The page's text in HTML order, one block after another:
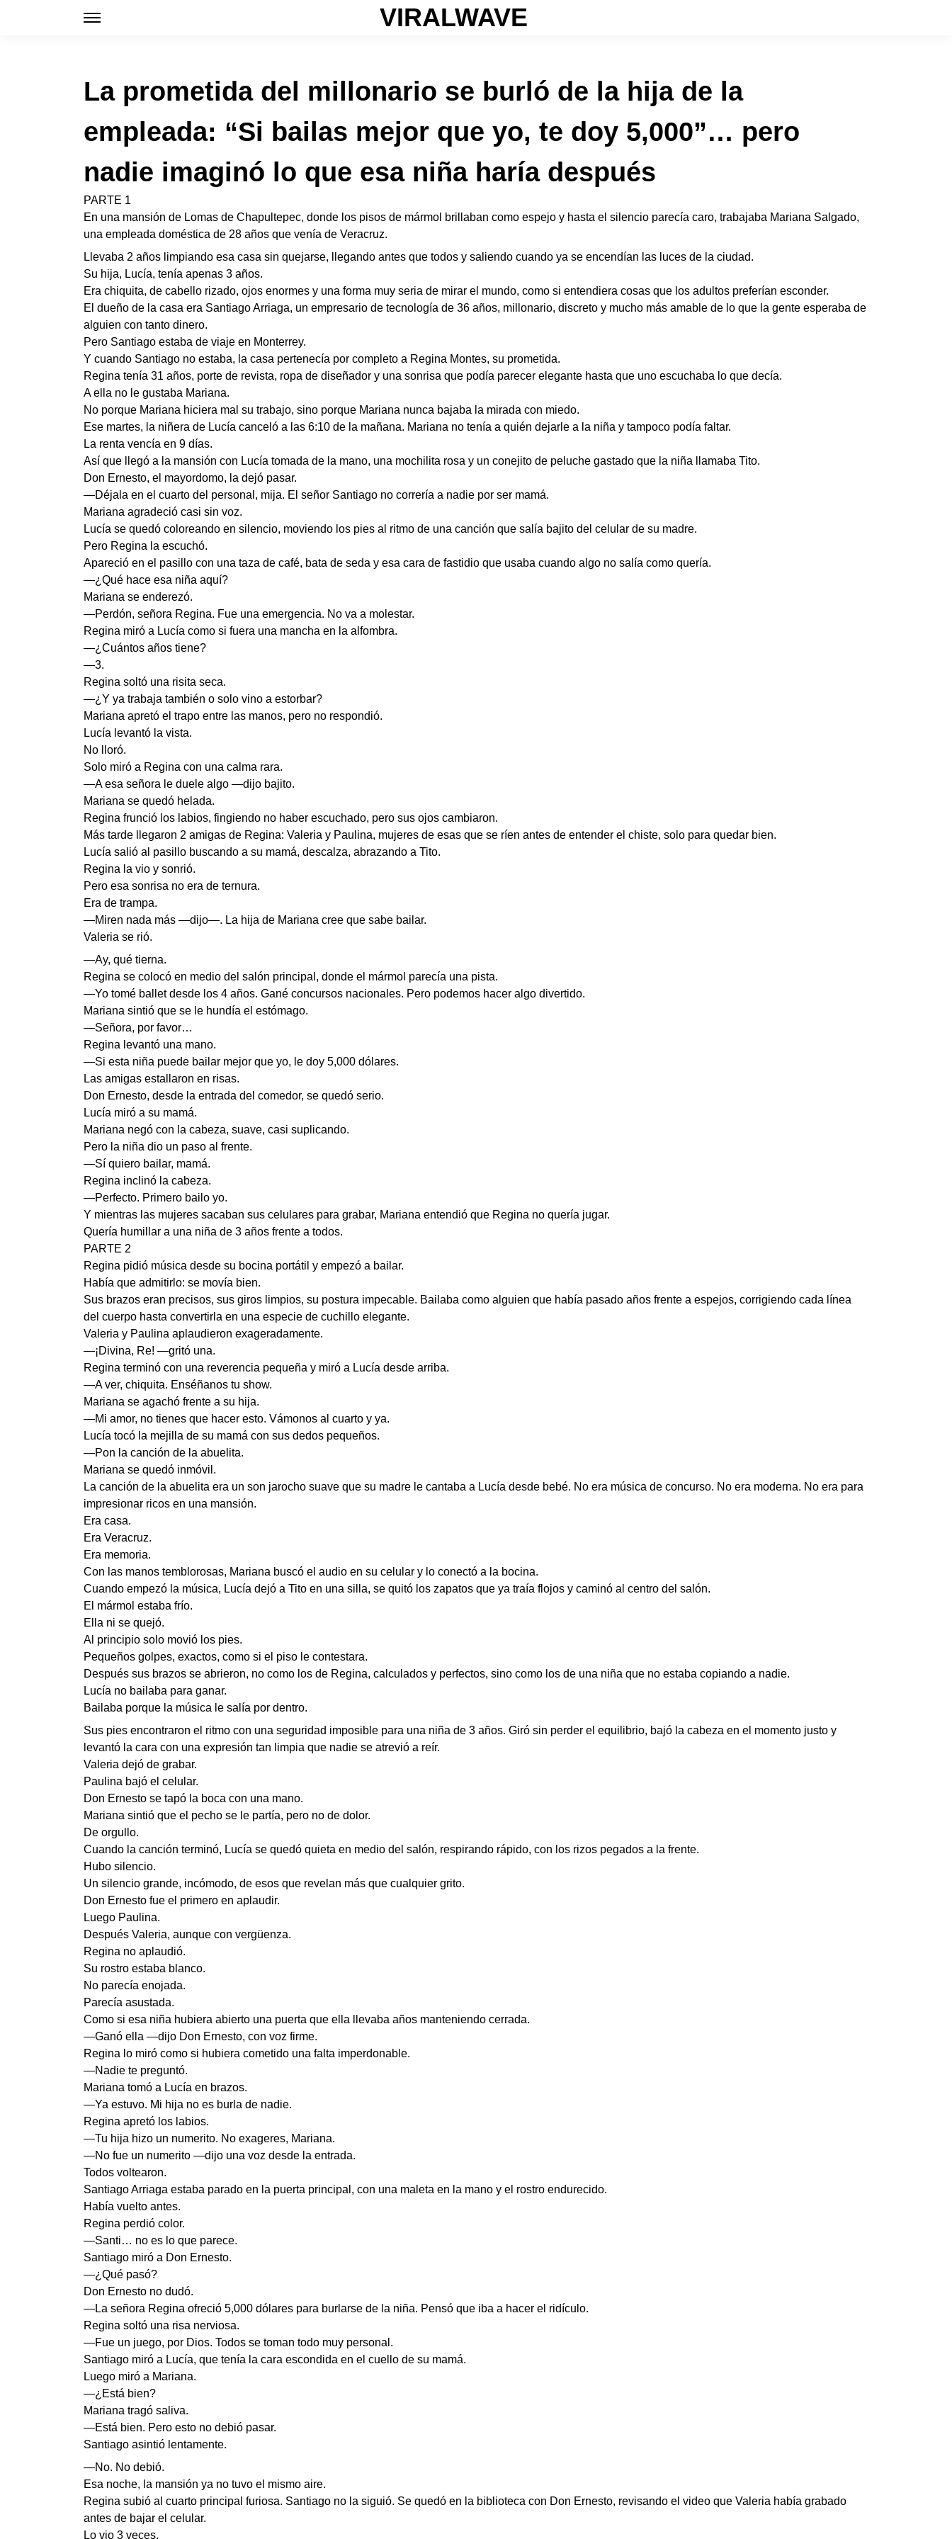
VIRALWAVE
La prometida del millonario se burló de la hija de la
empleada: “Si bailas mejor que yo, te doy 5,000”… pero
nadie imaginó lo que esa niña haría después
PARTE 1
En una mansión de Lomas de Chapultepec, donde los pisos de mármol brillaban como espejo y hasta el silencio parecía caro, trabajaba Mariana Salgado,
una empleada doméstica de 28 años que venía de Veracruz.
Llevaba 2 años limpiando esa casa sin quejarse, llegando antes que todos y saliendo cuando ya se encendían las luces de la ciudad.
Su hija, Lucía, tenía apenas 3 años.
Era chiquita, de cabello rizado, ojos enormes y una forma muy seria de mirar el mundo, como si entendiera cosas que los adultos preferían esconder.
El dueño de la casa era Santiago Arriaga, un empresario de tecnología de 36 años, millonario, discreto y mucho más amable de lo que la gente esperaba de
alguien con tanto dinero.
Pero Santiago estaba de viaje en Monterrey.
Y cuando Santiago no estaba, la casa pertenecía por completo a Regina Montes, su prometida.
Regina tenía 31 años, porte de revista, ropa de diseñador y una sonrisa que podía parecer elegante hasta que uno escuchaba lo que decía.
A ella no le gustaba Mariana.
No porque Mariana hiciera mal su trabajo, sino porque Mariana nunca bajaba la mirada con miedo.
Ese martes, la niñera de Lucía canceló a las 6:10 de la mañana. Mariana no tenía a quién dejarle a la niña y tampoco podía faltar.
La renta vencía en 9 días.
Así que llegó a la mansión con Lucía tomada de la mano, una mochilita rosa y un conejito de peluche gastado que la niña llamaba Tito.
Don Ernesto, el mayordomo, la dejó pasar.
—Déjala en el cuarto del personal, mija. El señor Santiago no correría a nadie por ser mamá.
Mariana agradeció casi sin voz.
Lucía se quedó coloreando en silencio, moviendo los pies al ritmo de una canción que salía bajito del celular de su madre.
Pero Regina la escuchó.
Apareció en el pasillo con una taza de café, bata de seda y esa cara de fastidio que usaba cuando algo no salía como quería.
—¿Qué hace esa niña aquí?
Mariana se enderezó.
—Perdón, señora Regina. Fue una emergencia. No va a molestar.
Regina miró a Lucía como si fuera una mancha en la alfombra.
—¿Cuántos años tiene?
—3.
Regina soltó una risita seca.
—¿Y ya trabaja también o solo vino a estorbar?
Mariana apretó el trapo entre las manos, pero no respondió.
Lucía levantó la vista.
No lloró.
Solo miró a Regina con una calma rara.
—A esa señora le duele algo —dijo bajito.
Mariana se quedó helada.
Regina frunció los labios, fingiendo no haber escuchado, pero sus ojos cambiaron.
Más tarde llegaron 2 amigas de Regina: Valeria y Paulina, mujeres de esas que se ríen antes de entender el chiste, solo para quedar bien.
Lucía salió al pasillo buscando a su mamá, descalza, abrazando a Tito.
Regina la vio y sonrió.
Pero esa sonrisa no era de ternura.
Era de trampa.
—Miren nada más —dijo—. La hija de Mariana cree que sabe bailar.
Valeria se rió.
—Ay, qué tierna.
Regina se colocó en medio del salón principal, donde el mármol parecía una pista.
—Yo tomé ballet desde los 4 años. Gané concursos nacionales. Pero podemos hacer algo divertido.
Mariana sintió que se le hundía el estómago.
—Señora, por favor…
Regina levantó una mano.
—Si esta niña puede bailar mejor que yo, le doy 5,000 dólares.
Las amigas estallaron en risas.
Don Ernesto, desde la entrada del comedor, se quedó serio.
Lucía miró a su mamá.
Mariana negó con la cabeza, suave, casi suplicando.
Pero la niña dio un paso al frente.
—Sí quiero bailar, mamá.
Regina inclinó la cabeza.
—Perfecto. Primero bailo yo.
Y mientras las mujeres sacaban sus celulares para grabar, Mariana entendió que Regina no quería jugar.
Quería humillar a una niña de 3 años frente a todos.
PARTE 2
Regina pidió música desde su bocina portátil y empezó a bailar.
Había que admitirlo: se movía bien.
Sus brazos eran precisos, sus giros limpios, su postura impecable. Bailaba como alguien que había pasado años frente a espejos, corrigiendo cada línea
del cuerpo hasta convertirla en una especie de cuchillo elegante.
Valeria y Paulina aplaudieron exageradamente.
—¡Divina, Re! —gritó una.
Regina terminó con una reverencia pequeña y miró a Lucía desde arriba.
—A ver, chiquita. Enséñanos tu show.
Mariana se agachó frente a su hija.
—Mi amor, no tienes que hacer esto. Vámonos al cuarto y ya.
Lucía tocó la mejilla de su mamá con sus dedos pequeños.
—Pon la canción de la abuelita.
Mariana se quedó inmóvil.
La canción de la abuelita era un son jarocho suave que su madre le cantaba a Lucía desde bebé. No era música de concurso. No era moderna. No era para
impresionar ricos en una mansión.
Era casa.
Era Veracruz.
Era memoria.
Con las manos temblorosas, Mariana buscó el audio en su celular y lo conectó a la bocina.
Cuando empezó la música, Lucía dejó a Tito en una silla, se quitó los zapatos que ya traía flojos y caminó al centro del salón.
El mármol estaba frío.
Ella ni se quejó.
Al principio solo movió los pies.
Pequeños golpes, exactos, como si el piso le contestara.
Después sus brazos se abrieron, no como los de Regina, calculados y perfectos, sino como los de una niña que no estaba copiando a nadie.
Lucía no bailaba para ganar.
Bailaba porque la música le salía por dentro.
Sus pies encontraron el ritmo con una seguridad imposible para una niña de 3 años. Giró sin perder el equilibrio, bajó la cabeza en el momento justo y
levantó la cara con una expresión tan limpia que nadie se atrevió a reír.
Valeria dejó de grabar.
Paulina bajó el celular.
Don Ernesto se tapó la boca con una mano.
Mariana sintió que el pecho se le partía, pero no de dolor.
De orgullo.
Cuando la canción terminó, Lucía se quedó quieta en medio del salón, respirando rápido, con los rizos pegados a la frente.
Hubo silencio.
Un silencio grande, incómodo, de esos que revelan más que cualquier grito.
Don Ernesto fue el primero en aplaudir.
Luego Paulina.
Después Valeria, aunque con vergüenza.
Regina no aplaudió.
Su rostro estaba blanco.
No parecía enojada.
Parecía asustada.
Como si esa niña hubiera abierto una puerta que ella llevaba años manteniendo cerrada.
—Ganó ella —dijo Don Ernesto, con voz firme.
Regina lo miró como si hubiera cometido una falta imperdonable.
—Nadie te preguntó.
Mariana tomó a Lucía en brazos.
—Ya estuvo. Mi hija no es burla de nadie.
Regina apretó los labios.
—Tu hija hizo un numerito. No exageres, Mariana.
—No fue un numerito —dijo una voz desde la entrada.
Todos voltearon.
Santiago Arriaga estaba parado en la puerta principal, con una maleta en la mano y el rostro endurecido.
Había vuelto antes.
Regina perdió color.
—Santi… no es lo que parece.
Santiago miró a Don Ernesto.
—¿Qué pasó?
Don Ernesto no dudó.
—La señora Regina ofreció 5,000 dólares para burlarse de la niña. Pensó que iba a hacer el ridículo.
Regina soltó una risa nerviosa.
—Fue un juego, por Dios. Todos se toman todo muy personal.
Santiago miró a Lucía, que tenía la cara escondida en el cuello de su mamá.
Luego miró a Mariana.
—¿Está bien?
Mariana tragó saliva.
—Está bien. Pero esto no debió pasar.
Santiago asintió lentamente.
—No. No debió.
Esa noche, la mansión ya no tuvo el mismo aire.
Regina subió al cuarto principal furiosa. Santiago no la siguió. Se quedó en la biblioteca con Don Ernesto, revisando el video que Valeria había grabado
antes de bajar el celular.
Lo vio 3 veces.